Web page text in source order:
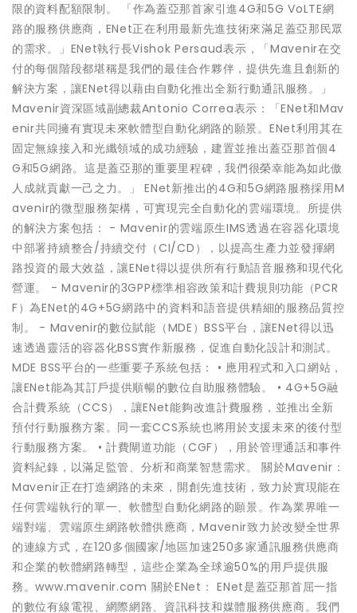
限的資料配額限制。 「作為蓋亞那首家引進4G和5G VoLTE網
路的服務供應商，ENet正在利用最新先進技術來滿足蓋亞那民眾
的需求。」ENet執行長Vishok Persaud表示，「Mavenir在交
付的每個階段都堪稱是我們的最佳合作夥伴，提供先進且創新的
解決方案，讓ENet得以藉由自動化推出全新行動通訊服務。」
Mavenir資深區域副總裁Antonio Correa表示：「ENet和Mav
enir共同擁有實現未來軟體型自動化網路的願景。ENet利用其在
固定無線接入和光纖領域的成功經驗，建置並推出蓋亞那首個4
G和5G網路。這是蓋亞那的重要里程碑，我們很榮幸能為如此傲
人成就貢獻一己之力。」 ENet新推出的4G和5G網路服務採用M
avenir的微型服務架構，可實現完全自動化的雲端環境。所提供
的解決方案包括： - Mavenir的雲端原生IMS透過在容器化環境
中部署持續整合/持續交付（CI/CD），以提高生產力並發揮網
路投資的最大效益，讓ENet得以提供所有行動語音服務和現代化
營運。 - Mavenir的3GPP標準相容政策和計費規則功能（PCR
F）為ENet的4G+5G網路中的資料和語音提供精細的服務品質控
制。 - Mavenir的數位賦能（MDE）BSS平台，讓ENet得以迅
速透過靈活的容器化BSS實作新服務，促進自動化設計和測試。
MDE BSS平台的一些重要子系統包括： • 應用程式和入口網站，
讓ENet能為其訂戶提供順暢的數位自助服務體驗。 • 4G+5G融
合計費系統（CCS），讓ENet能夠改進計費服務，並推出全新
預付行動服務方案。同一套CCS系統也將用於支援未來的後付型
行動服務方案。 • 計費閘道功能（CGF），用於管理通話和事件
資料紀錄，以滿足監管、分析和商業智慧需求。 關於Mavenir：
Mavenir正在打造網路的未來，開創先進技術，致力於實現能在
任何雲端執行的單一、軟體型自動化網路的願景。作為業界唯一
端對端、雲端原生網路軟體供應商，Mavenir致力於改變全世界
的連線方式，在120多個國家/地區加速250多家通訊服務供應商
和企業的軟體網路轉型，這些企業為全球逾50%的用戶提供服
務。www.mavenir.com 關於ENet： ENet是蓋亞那首屈一指
的數位有線電視、網際網路、資訊科技和媒體服務供應商。我們